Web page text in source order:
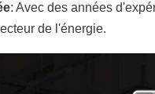
: Avec des années
de l'énergie.